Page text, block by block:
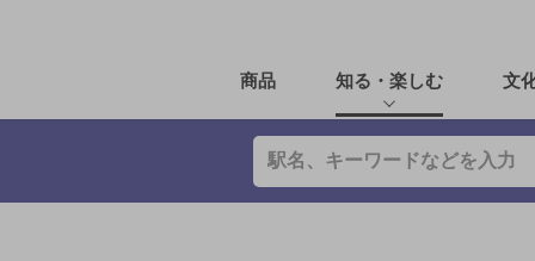
商品 知る・楽しむ 文